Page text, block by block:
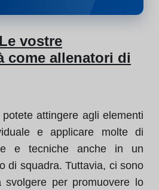
vostre
come allenatori di
attingere agli elementi
e applicare molte di
e tecniche anche in un
di squadra. Tuttavia, ci sono
per promuovere lo